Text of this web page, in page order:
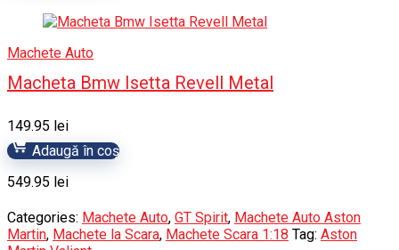
Machete Auto
Macheta Bmw Isetta Revell Metal
149.95 lei
Adaugă în coș
549.95 lei
Categories: Machete Auto, GT Spirit, Machete Auto Aston
Martin, Machete la Scara, Machete Scara 1:18 Tag: Aston